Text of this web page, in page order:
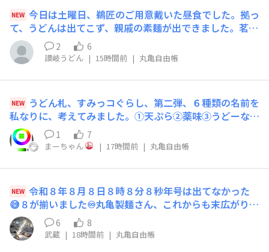
NEW 今日は土曜日、鵜匠のご用意戴いた昼食でした。拠っ
て、うどんは出てこず、親戚の素麺が出できました。茗荷
を刻んで美味しく戴きました。
2 6
讃岐うどん | 15時間前 | 丸亀自由帳
NEW うどん札、すみっコぐらし、第二弾、６種類の名前を
私なりに、考えてみました。①天ぷら②薬味③うどーなつ
④すみっコ⑤調味料⑥シークレット（夏のおもいで）
1 7
まーちゃん | 17時間前 | 丸亀自由帳
NEW 令和８年８月８日８時８分８秒年号は出てなかった
😅８が揃いました♾️丸亀製麺さん、これからも末広がりの
八のように末永〜いお付き合い宜しくお願いいたします🙇
6 8
武蔵 | 18時間前 | 丸亀自由帳